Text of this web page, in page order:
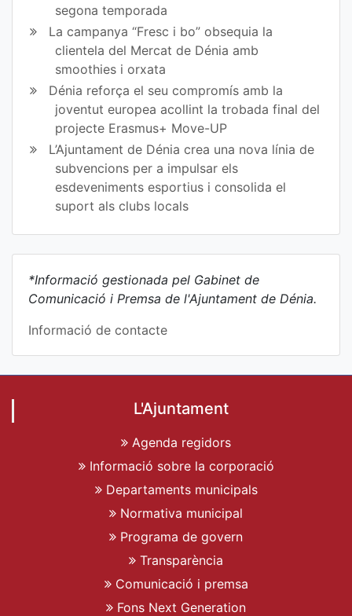
segona temporada
La campanya “Fresc i bo” obsequia la
clientela del Mercat de Dénia amb
smoothies i orxata
Dénia reforça el seu compromís amb la
joventut europea acollint la trobada final del
projecte Erasmus+ Move-UP
L’Ajuntament de Dénia crea una nova línia de
subvencions per a impulsar els
esdeveniments esportius i consolida el
suport als clubs locals
*Informació gestionada pel Gabinet de
Comunicació i Premsa de l'Ajuntament de Dénia.
Informació de contacte
L'Ajuntament
Agenda regidors
Informació sobre la corporació
Departaments municipals
Normativa municipal
Programa de govern
Transparència
Comunicació i premsa
Fons Next Generation